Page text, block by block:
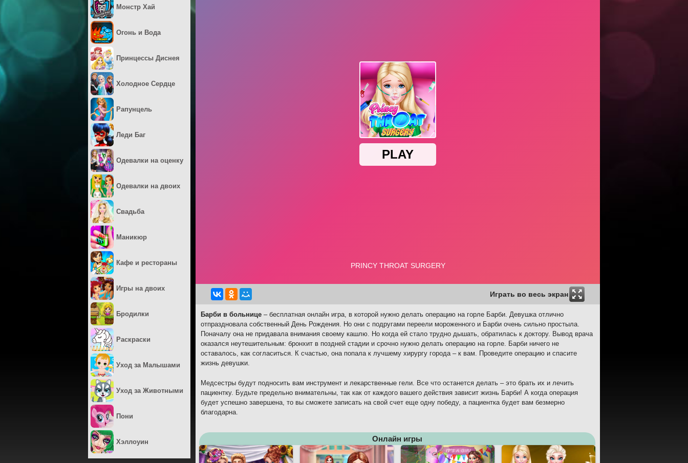
Играть во весь экран
Барби в больнице – бесплатная онлайн игра, в которой нужно делать операцию на горле Барби. Девушка отлично
отпраздновала собственный День Рождения. Но они с подругами переели мороженного и Барби очень сильно простыла.
Поначалу она не придавала внимания своему кашлю. Но когда ей стало трудно дышать, обратилась к доктору. Вывод врача
оказался неутешительным: бронхит в поздней стадии и срочно нужно делать операцию на горле. Барби ничего не
оставалось, как согласиться. К счастью, она попала к лучшему хирургу города – к вам. Проведите операцию и спасите
жизнь девушки.
Медсестры будут подносить вам инструмент и лекарственные гели. Все что останется делать – это брать их и лечить
пациентку. Будьте предельно внимательны, так как от каждого вашего действия зависит жизнь Барби! А когда операция
будет успешно завершена, то вы сможете записать на свой счет еще одну победу, а пациентка будет вам безмерно
благодарна.
Онлайн игры
Монстр Хай
Огонь и Вода
Принцессы Диснея
Холодное Сердце
Рапунцель
Леди Баг
Одевалки на оценку
Одевалки на двоих
Свадьба
Маникюр
Кафе и рестораны
Игры на двоих
Бродилки
Раскраски
Уход за Малышами
Уход за Животными
Пони
Хэллоуин